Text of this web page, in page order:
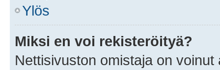
Ylös
Miksi en voi rekisteröityä?
Nettisivuston omistaja on